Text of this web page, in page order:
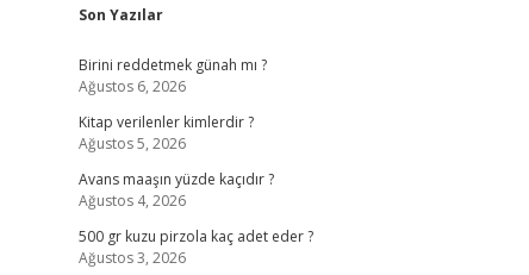
Sidebar
Son Yazılar
Birini reddetmek günah mı ?
Ağustos 6, 2026
Kitap verilenler kimlerdir ?
Ağustos 5, 2026
Avans maaşın yüzde kaçıdır ?
Ağustos 4, 2026
500 gr kuzu pirzola kaç adet eder ?
Ağustos 3, 2026
ilbet giriş